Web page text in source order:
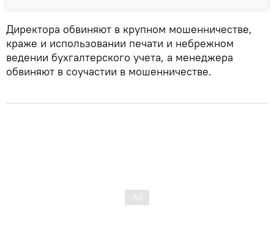
Директора обвиняют в крупном мошенничестве,
краже и использовании печати и небрежном
ведении бухгалтерского учета, а менеджера
обвиняют в соучастии в мошенничестве.